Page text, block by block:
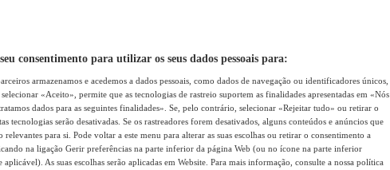
consentimento para utilizar os seus dados pessoais para:
armazenamos e acedemos a dados pessoais, como dados de navegação ou identificadores únicos,
«Aceito», permite que as tecnologias de rastreio suportem as finalidades apresentadas em «Nós
dados para as seguintes finalidades». Se, pelo contrário, selecionar «Rejeitar tudo» ou retirar o
tecnologias serão desativadas. Se os rastreadores forem desativados, alguns conteúdos e anúncios que
relevantes para si. Pode voltar a este menu para alterar as suas escolhas ou retirar o consentimento a
na ligação Gerir preferências na parte inferior da página Web (ou no ícone na parte inferior
aplicável). As suas escolhas serão aplicadas em Website. Para mais informação, consulte a nossa política